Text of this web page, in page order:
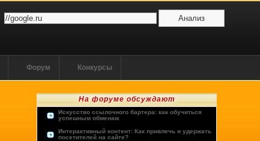
Форум Конкурсы
На форуме обсуждают
Искусство ссылочного бартера: как обучиться
успешным обменам
Интерактивный контент: Как привлечь и удержать
посетителей на сайте?